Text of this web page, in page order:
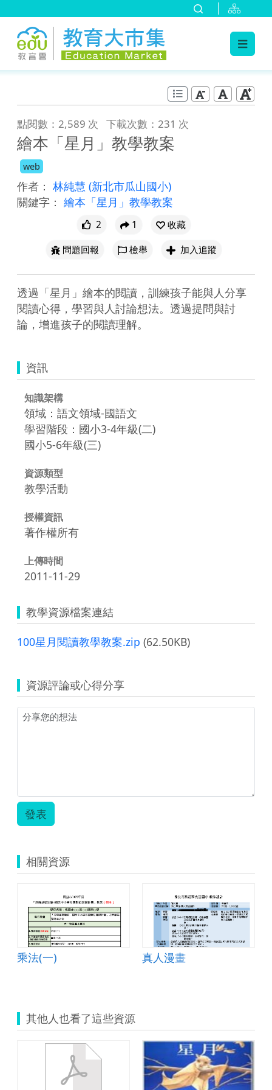
點閱數：2,589 次 下載次數：231 次
繪本「星月」教學教案
web
作者： 林純慧 (新北市瓜山國小)
關鍵字： 繪本「星月」教學教案
2 1
收藏
問題回報
檢舉 加入追蹤
透過「星月」繪本的閱讀，訓練孩子能與人分享
閱讀心得，學習與人討論想法。透過提問與討
資訊
知識架構
領域：語文領域-國語文
學習階段：國小3-4年級(二)
國小5-6年級(三)
資源類型
教學活動
授權資訊
著作權所有
上傳時間
2011-11-29
教學資源檔案連結
100星月閱讀教學教案.zip (62.50KB)
資源評論或心得分享
發表
相關資源
乘法(一) 真人漫畫
其他人也看了這些資源